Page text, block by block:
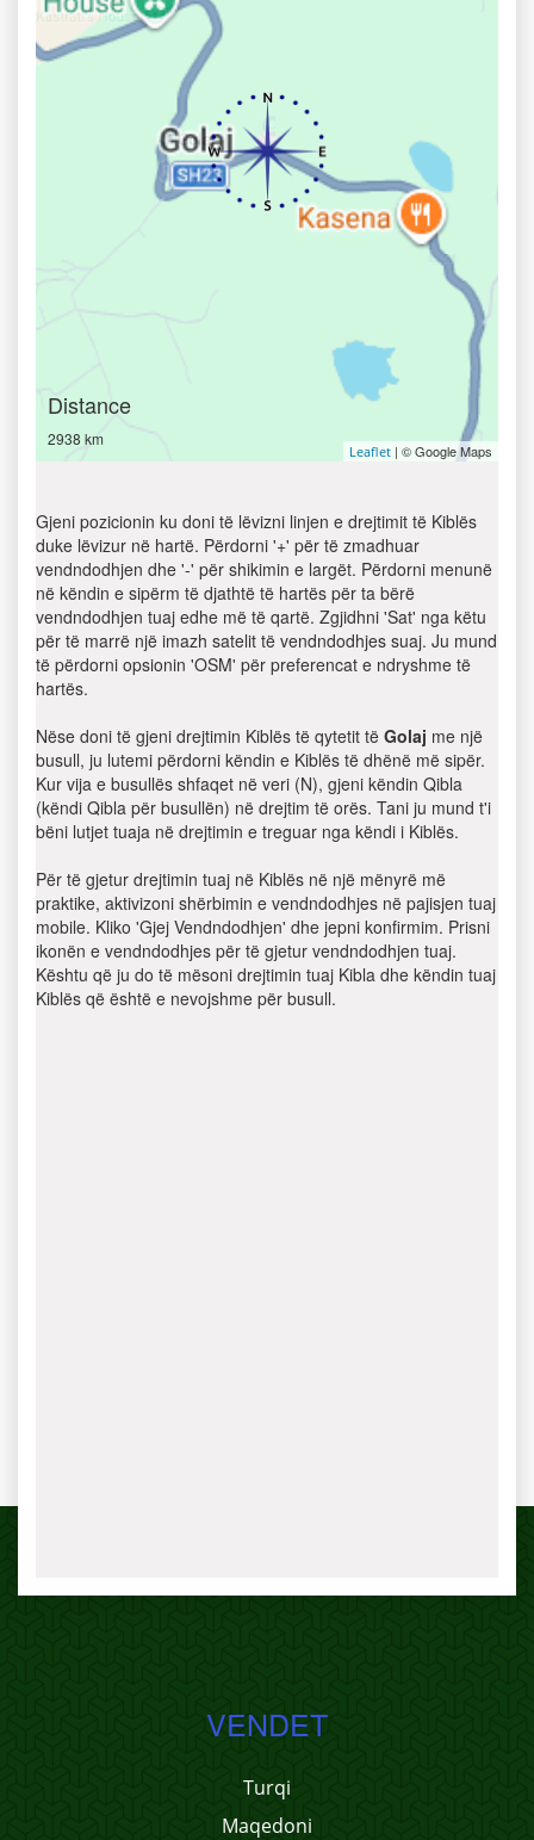
Distance
2938 km
Leaflet | © Google Maps
Gjeni pozicionin ku doni të lëvizni linjen e drejtimit të Kiblës
duke lëvizur në hartë. Përdorni '+' për të zmadhuar
vendndodhjen dhe '-' për shikimin e largët. Përdorni menunë
në këndin e sipërm të djathtë të hartës për ta bërë
vendndodhjen tuaj edhe më të qartë. Zgjidhni 'Sat' nga këtu
për të marrë një imazh satelit të vendndodhjes suaj. Ju mund
të përdorni opsionin 'OSM' për preferencat e ndryshme të
hartës.
Nëse doni të gjeni drejtimin Kiblës të qytetit të Golaj me një
busull, ju lutemi përdorni këndin e Kiblës të dhënë më sipër.
Kur vija e busullës shfaqet në veri (N), gjeni këndin Qibla
(këndi Qibla për busullën) në drejtim të orës. Tani ju mund t'i
bëni lutjet tuaja në drejtimin e treguar nga këndi i Kiblës.
Për të gjetur drejtimin tuaj në Kiblës në një mënyrë më
praktike, aktivizoni shërbimin e vendndodhjes në pajisjen tuaj
mobile. Kliko 'Gjej Vendndodhjen' dhe jepni konfirmim. Prisni
ikonën e vendndodhjes për të gjetur vendndodhjen tuaj.
Kështu që ju do të mësoni drejtimin tuaj Kibla dhe këndin tuaj
Kiblës që është e nevojshme për busull.
VENDET
Turqi
Maqedoni